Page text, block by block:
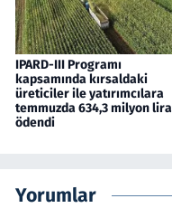
IPARD-III Programı
kapsamında kırsaldaki
üreticiler ile yatırımcılara
temmuzda 634,3 milyon lira
ödendi
Yorumlar